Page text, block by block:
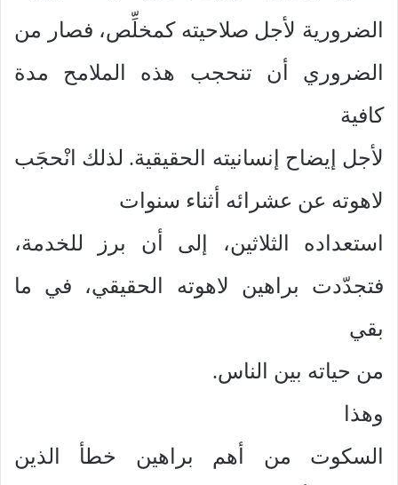
الضرورية لأجل صلاحيته كمخلِّص، فصار من
الضروري أن تنحجب هذه الملامح مدة
كافية
لأجل إيضاح إنسانيته الحقيقية. لذلك انْحجَب
لاهوته عن عشرائه أثناء سنوات
استعداده الثلاثين، إلى أن برز للخدمة،
فتجدّدت براهين لاهوته الحقيقي، في ما
بقي
من حياته بين الناس.
وهذا
السكوت من أهم براهين خطأ الذين